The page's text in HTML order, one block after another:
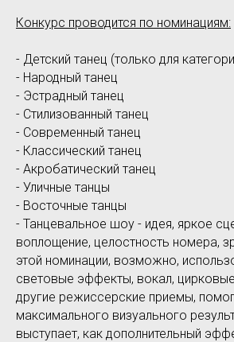
Конкурс проводится по номинациям:
- Детский танец (только для
- Народный танец
- Эстрадный танец
- Стилизованный танец
- Современный танец
- Классический танец
- Акробатический танец
- Уличные танцы
- Восточные танцы
- Танцевальное шоу - идея, яркое
воплощение, целостность номера,
этой номинации, возможно,
световые эффекты, вокал,
другие режиссерские приемы,
максимального визуального
выступает, как дополнительный